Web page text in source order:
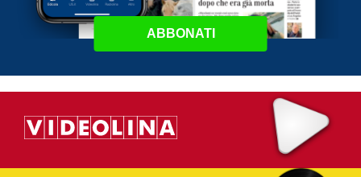
ABBONATI